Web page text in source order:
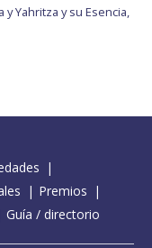
y Yahritza y su Esencia,
Premios
Guía / directorio